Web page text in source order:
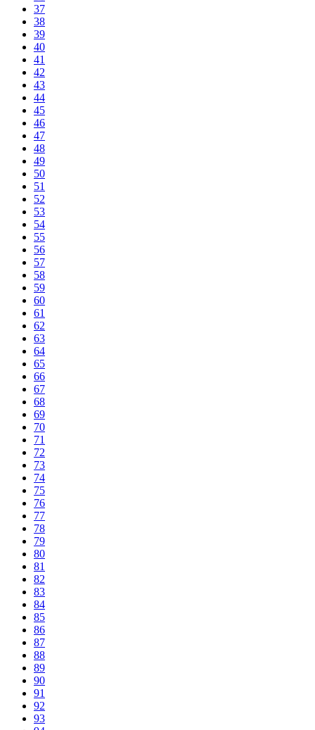
37
38
39
40
41
42
43
44
45
46
47
48
49
50
51
52
53
54
55
56
57
58
59
60
61
62
63
64
65
66
67
68
69
70
71
72
73
74
75
76
77
78
79
80
81
82
83
84
85
86
87
88
89
90
91
92
93